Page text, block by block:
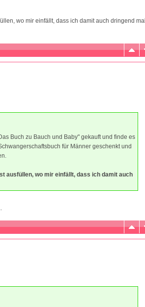
wo mir einfällt, dass ich damit auch dringend mal
Buch zu Bauch und Baby" gekauft und finde es
für Männer geschenkt und
ausfüllen, wo mir einfällt, dass ich damit auch